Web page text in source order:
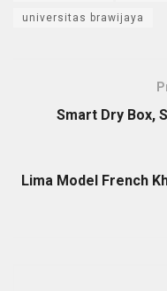
universitas brawijaya
Smart Dry Box,
Lima Model French